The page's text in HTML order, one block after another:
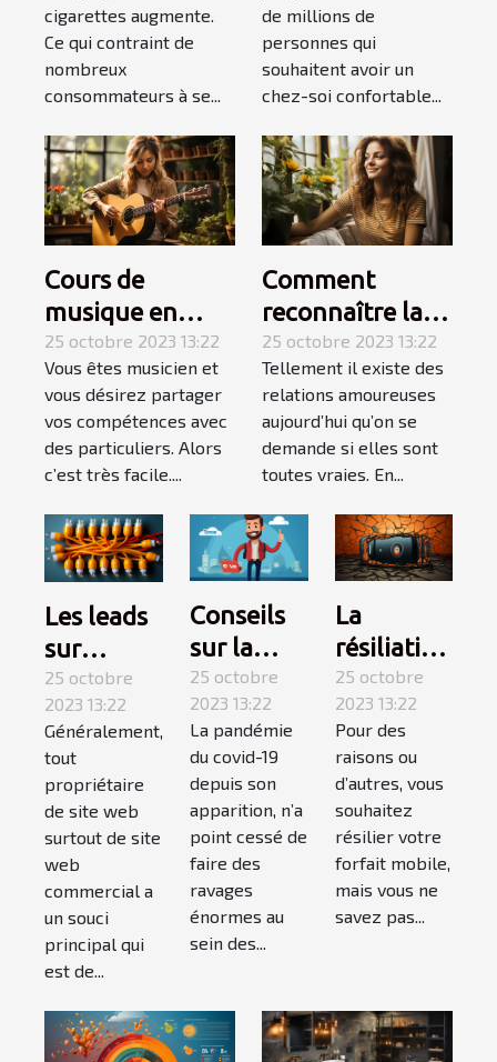
cigarettes augmente.
Ce qui contraint de
nombreux
consommateurs à se...
choix
de millions de
personnes qui
souhaitent avoir un
chez-soi confortable...
Cours de
musique en
Auto-
Entrepreneur :
l’essentiel de ce
qu’il faut
retenir ?
25 octobre 2023 13:22
Vous êtes musicien et
vous désirez partager
vos compétences avec
des particuliers. Alors
c’est très facile....
Comment
reconnaître la
femme de votre
vie ?
25 octobre 2023 13:22
Tellement il existe des
relations amoureuses
aujourd’hui qu’on se
demande si elles sont
toutes vraies. En...
Les leads
sur
internet :
qu’est-ce
que c’est ?
25 octobre
2023 13:22
Généralement,
tout
propriétaire
de site web
surtout de site
web
commercial a
un souci
principal qui
est de...
Conseils
sur la
covid-19 :
suivez-
les !
25 octobre
2023 13:22
La pandémie
du covid-19
depuis son
apparition, n’a
point cessé de
faire des
ravages
énormes au
sein des...
La
résiliation
téléphone
mobile,
comment
ça
marche ?
25 octobre
2023 13:22
Pour des
raisons ou
d’autres, vous
souhaitez
résilier votre
forfait mobile,
mais vous ne
savez pas...